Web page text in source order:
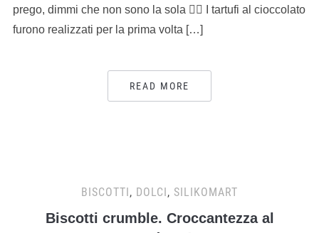
prego, dimmi che non sono la sola 🤦‍♀️ I tartufi al cioccolato
furono realizzati per la prima volta […]
READ MORE
BISCOTTI, DOLCI, SILIKOMART
Biscotti crumble. Croccantezza al